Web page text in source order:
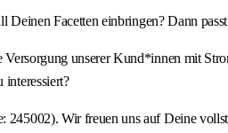
Facetten einbringen? Dann
unserer Kund*innen mit
Wir freuen uns auf Deine